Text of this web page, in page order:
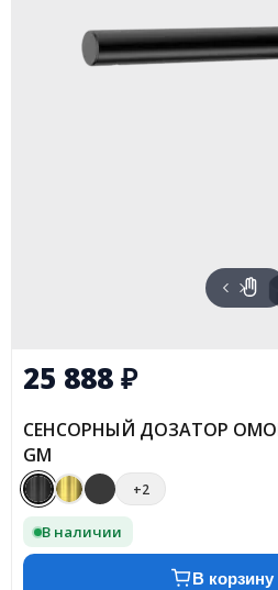
25 888₽
СЕНСОРНЫЙ ДОЗАТОР
GM
+2
В наличии
В корзину